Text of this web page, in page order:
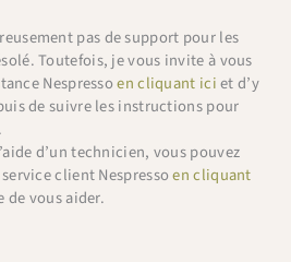
pas de support pour les
Toutefois, je vous invite à vous
Nespressoen cliquant iciet d’y
de suivre les instructions pour
d’un technicien, vous pouvez
client Nespressoen cliquant
de vous aider.